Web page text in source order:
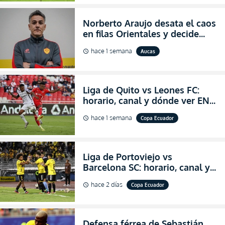
Norberto Araujo desata el caos
en filas Orientales y decide
abandonar la dirección técnica
de Aucas
schedule hace 1 semana Aucas
Liga de Quito vs Leones FC:
horario, canal y dónde ver EN
VIVO los octavos de final de la
Copa Ecuador 2026
schedule hace 1 semana Copa Ecuador
Liga de Portoviejo vs
Barcelona SC: horario, canal y
dónde ver EN VIVO los octavos
de final de la Copa Ecuador
schedule hace 2 días Copa Ecuador